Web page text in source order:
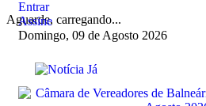
Aguarde, carregando...
Entrar
Assine
Domingo, 09 de Agosto 2026